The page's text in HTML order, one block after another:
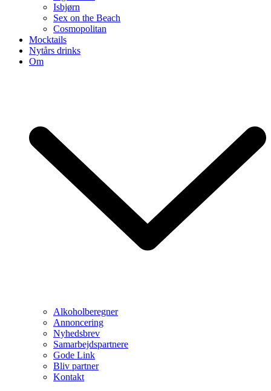
Isbjørn
Sex on the Beach
Cosmopolitan
Mocktails
Nytårs drinks
Om
Alkoholberegner
Annoncering
Nyhedsbrev
Samarbejdspartnere
Gode Link
Bliv partner
Kontakt